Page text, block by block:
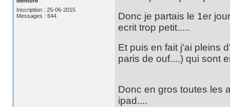
Inscription : 25-06-2015
Messages : 644
Donc je partais le 1er
ecrit trop petit.....
Et puis en fait j'ai pleins
paris de ouf....) qui sont
Donc en gros toutes les
ipad....